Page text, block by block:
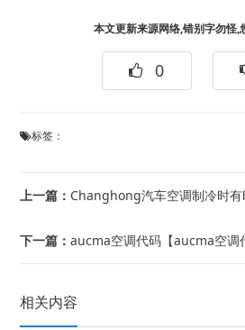
本文更新来源网络,错别字勿怪,
0
标签：
上一篇： Changhong汽车空调制冷时有时无是怎么
下一篇：aucma空调代码【aucma空调
相关内容